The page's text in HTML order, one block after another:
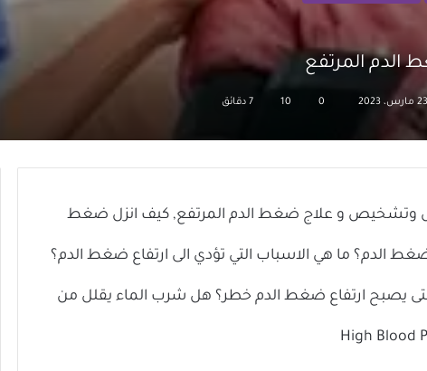
المرتفع
0
10
أسباب وأعراض وتشخيص و علاج ضغط الدم المرتفع, كيف انزل ضغط
الدم؟ ما هي الاسباب التي تؤدي الى ارتفاع ضغط الدم؟
يصبح ارتفاع ضغط الدم خطر؟ هل شرب الماء يقلل من